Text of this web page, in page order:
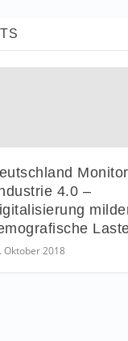
4.0 –
Oktober 2018